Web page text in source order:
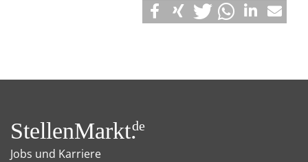
StellenMarkt.de
Jobs und Karriere